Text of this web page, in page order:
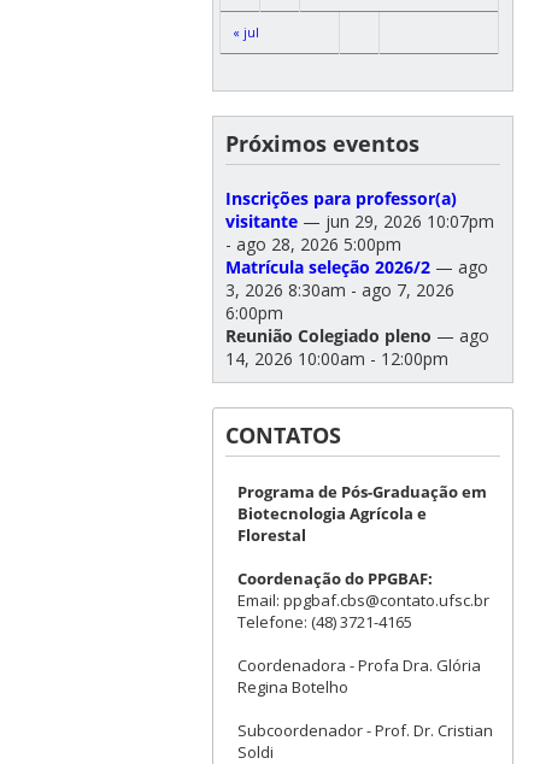
« jul
Próximos eventos
Inscrições para professor(a)
visitante— jun 29, 2026 10:07pm
- ago 28, 2026 5:00pm
Matrícula seleção 2026/2— ago
3, 2026 8:30am - ago 7, 2026
6:00pm
Reunião Colegiado pleno — ago
14, 2026 10:00am - 12:00pm
CONTATOS
Programa de Pós-Graduação em
Biotecnologia Agrícola e
Florestal
Coordenação do PPGBAF:
Email: ppgbaf.cbs@contato.ufsc.br
Telefone: (48) 3721-4165
Coordenadora - Profa Dra. Glória
Regina Botelho
Subcoordenador - Prof. Dr. Cristian
Soldi